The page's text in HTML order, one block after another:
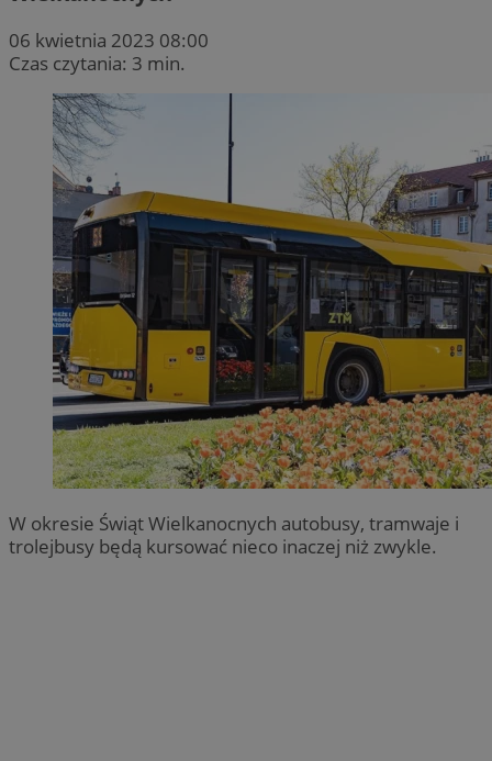
06 kwietnia 2023 08:00
Czas czytania: 3 min.
W okresie Świąt Wielkanocnych autobusy, tramwaje i
trolejbusy będą kursować nieco inaczej niż zwykle.